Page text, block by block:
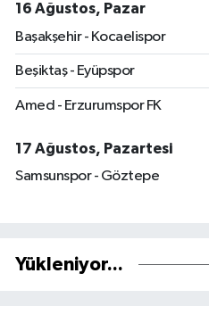
16 Ağustos, Pazar
Başakşehir - Kocaelispor
Beşiktaş - Eyüpspor
Amed - Erzurumspor FK
17 Ağustos, Pazartesi
Samsunspor - Göztepe
Yükleniyor...